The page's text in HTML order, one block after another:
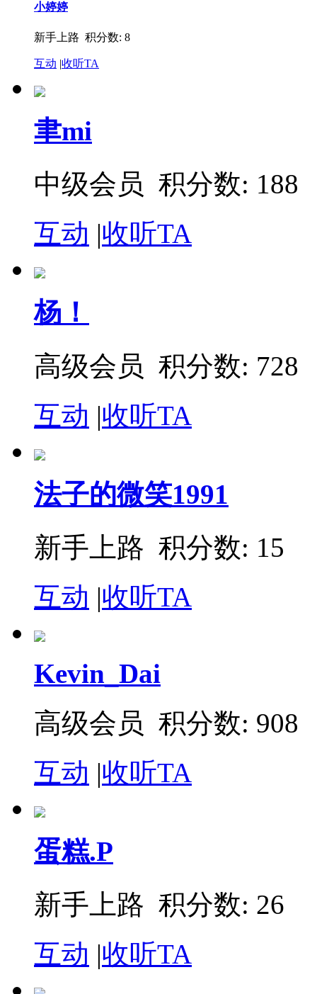
小婷婷
新手上路 积分数: 8
互动 |收听TA
聿mi
中级会员 积分数: 188
互动 |收听TA
杨！
高级会员 积分数: 728
互动 |收听TA
法子的微笑1991
新手上路 积分数: 15
互动 |收听TA
Kevin_Dai
高级会员 积分数: 908
互动 |收听TA
蛋糕.P
新手上路 积分数: 26
互动 |收听TA